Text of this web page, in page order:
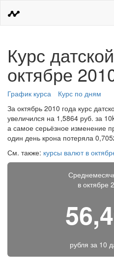
Курс
октябре
График курса
Курс по дням
За октябрь 2010 года курс
увеличился на 1,5864 руб. за
а самое серьёзное изменение
один день крона потеряла
См. также: курсы валют в
в октябре
рубля за 10